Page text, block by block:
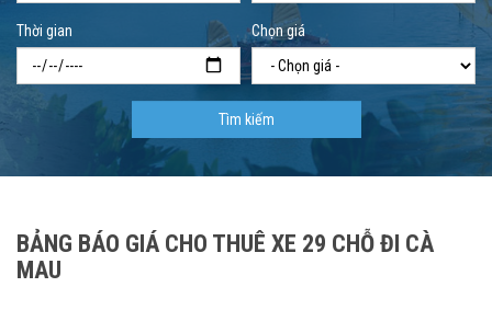
Thời gian Chọn giá
Tìm kiếm
BẢNG BÁO GIÁ CHO THUÊ XE 29 CHỖ ĐI CÀ
MAU